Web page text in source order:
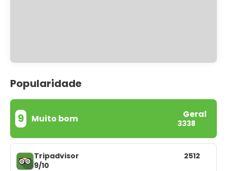
Popularidade
9 Muito bom Geral
3338
Tripadvisor
9/10
2512